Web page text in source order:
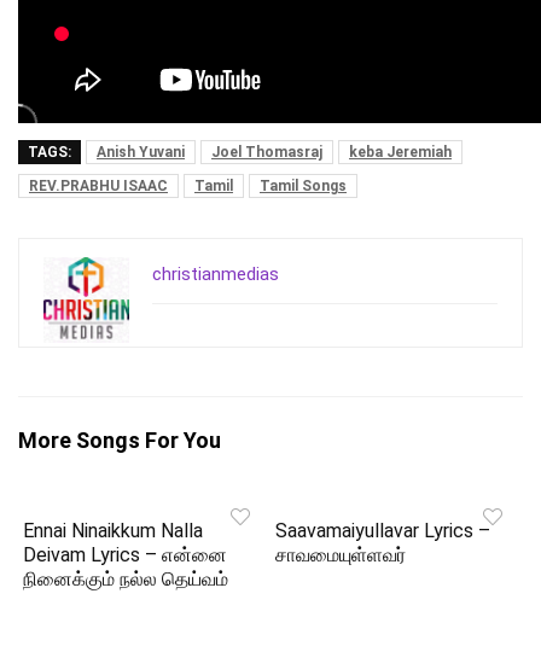
TAGS: Anish Yuvani Joel Thomasraj
keba Jeremiah
REV.PRABHU ISAAC
Tamil Tamil Songs
christianmedias
More Songs For You
Ennai Ninaikkum Nalla
Deivam Lyrics – என்னை
நினைக்கும் நல்ல தெய்வம்
Saavamaiyullavar Lyrics –
சாவமையுள்ளவர்